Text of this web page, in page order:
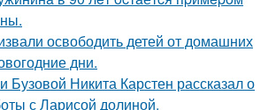
освободить детей от домашних
дни.
Бузовой Никита Карстен рассказал о
с Ларисой долиной.